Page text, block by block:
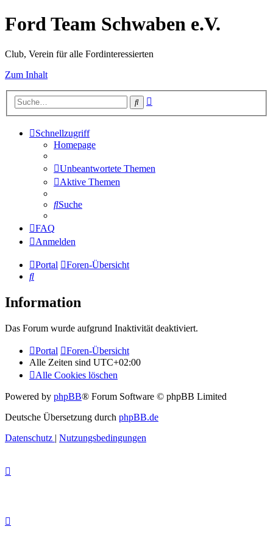
Ford Team Schwaben e.V.
Club, Verein für alle Fordinteressierten
Zum Inhalt
Suche
Schnellzugriff
Homepage
Unbeantwortete Themen
Aktive Themen
Suche
FAQ
Anmelden
Portal
Foren-Übersicht
Suche
Information
Das Forum wurde aufgrund Inaktivität deaktiviert.
Portal
Foren-Übersicht
Alle Zeiten sind UTC+02:00
Alle Cookies löschen
Powered by phpBB® Forum Software © phpBB Limited
Deutsche Übersetzung durch phpBB.de
Datenschutz | Nutzungsbedingungen